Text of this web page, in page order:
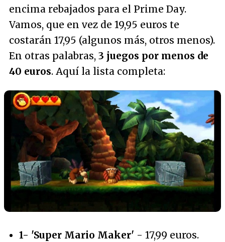
encima rebajados para el Prime Day.
Vamos, que en vez de 19,95 euros te
costarán 17,95 (algunos más, otros menos).
En otras palabras, 3 juegos por menos de
40 euros. Aquí la lista completa:
1- 'Super Mario Maker' - 17,99 euros.